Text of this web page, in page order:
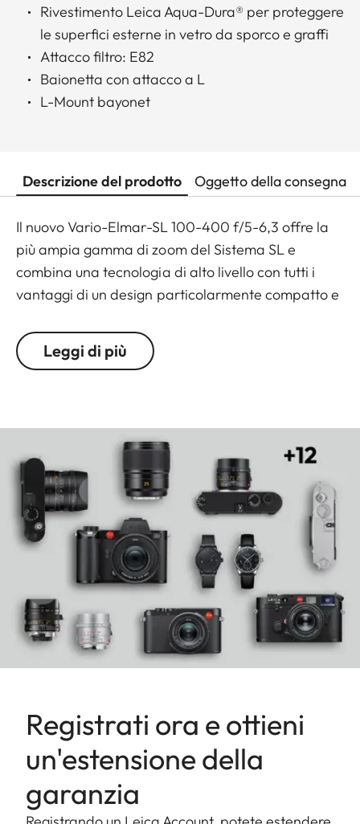
Rivestimento Leica Aqua-Dura® per proteggere
le superfici esterne in vetro da sporco e graffi
Attacco filtro: E82
Baionetta con attacco a L
L-Mount bayonet
Descrizione del prodotto Oggetto della consegna
Il nuovo Vario-Elmar-SL 100-400 f/5-6,3 offre la
più ampia gamma di zoom del Sistema SL e
combina una tecnologia di alto livello con tutti i
vantaggi di un design particolarmente compatto e
estremamente versatile. Soprattutto nella
fotografia naturalistica, naturalistica, sportiva e
zoom e diaframmi.
Come opzione aggiuntiva, il nuovo Leica Extender
L 1,4x estende ulteriormente la lunghezza focale
del Vario-Elmar-SL 100-400 f/5-6,3 a una gamma
di 140-560 mm.
Leggi di più
Registrati ora e ottieni
un'estensione della
garanzia